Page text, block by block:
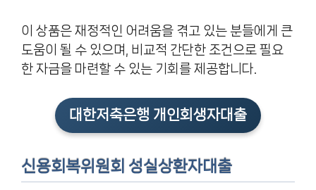
이 상품은 재정적인 어려움을 겪고 있는 분들에게 큰
도움이 될 수 있으며, 비교적 간단한 조건으로 필요
한 자금을 마련할 수 있는 기회를 제공합니다.
대한저축은행 개인회생자대출
신용회복위원회 성실상환자대출